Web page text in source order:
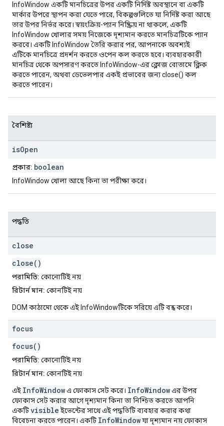
InfoWindow একটি মানচিত্রের উপর একটি নির্দিষ্ট অবস্থানে বা একটি
মার্কার উপরে স্থাপন করা যেতে পারে, বিকল্পগুলিতে যা নির্দিষ্ট করা আছে
তার উপর নির্ভর করে। স্বয়ংক্রিয়-প্যান নিষ্ক্রিয় না থাকলে, একটি
InfoWindow খোলার সময় নিজেকে দৃশ্যমান করতে মানচিত্রটিকে প্যান
করবে। একটি InfoWindow তৈরি করার পর, আপনাকে অবশ্যই
এটিকে মানচিত্রে প্রদর্শন করতে ওপেন কল করতে হবে। ব্যবহারকারী
মানচিত্র থেকে অপসারণ করতে InfoWindow-এর ক্লোজ বোতামে ক্লিক
করতে পারেন, অথবা ডেভেলপার একই প্রভাবের জন্য close() কল
করতে পারেন।
বৈশিষ্ট্য
isOpen
প্রকার: boolean
InfoWindow খোলা আছে কিনা তা পরীক্ষা করে।
পদ্ধতি
close
close()
পরামিতি: কোনোটিই নয়
রিটার্ন মান: কোনটিই নয়
DOM কাঠামো থেকে এই InfoWindowটিকে সরিয়ে এটি বন্ধ করে।
focus
focus()
পরামিতি: কোনোটিই নয়
রিটার্ন মান: কোনটিই নয়
এই InfoWindowএ ফোকাস সেট করে। InfoWindowএর উপর
ফোকাস সেট করার আগে দৃশ্যমান কিনা তা নিশ্চিত করতে আপনি
একটিvisibleইভেন্টের সাথে এই পদ্ধতিটি ব্যবহার করার কথা
বিবেচনা করতে পারেন। একটি InfoWindowযা দৃশ্যমান নয় ফোকাস